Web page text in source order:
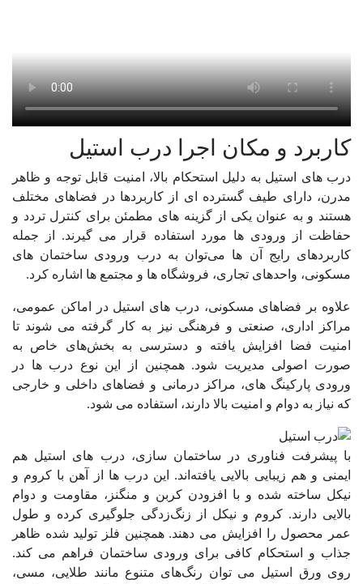
کاربرد و مکان اجرا درب استیل
درب های استیل به دلیل استحکام بالا، امنیت قابل توجه و ظاهر
مدرن، دارای طیف گسترده ای از کاربردها در فضاهای مختلف
هستند و به‌ عنوان یکی از گزینه های مطمئن برای کنترل تردد و
حفاظت از ورودی ها مورد استفاده قرار می گیرند. از جمله
کاربردهای رایج آن ها می‌توان به درب ورودی ساختمان های
مسکونی، واحدهای تجاری، فروشگاه ها و مجتمع ها اشاره کرد.
علاوه بر فضاهای مسکونی، درب های استیل در اماکن عمومی،
مراکز اداری، صنعتی و فرهنگی نیز به کار گرفته می شوند تا
امنیت فضا افزایش یافته و دسترسی به بخش‌های خاص به
صورت اصولی مدیریت شود. همچنین از این نوع درب ها در
ورودی پارکینگ های، مراکز درمانی و فضاهای داخلی و خارجی
که نیاز به دوام و امنیت بالا دارند، استفاده می شود.
با پیشرفت فناوری در ساختمان سازی، درب های استیل هم
ایمنی و هم زیبایی بالایی یافته‌اند. این درب ها از آهن با کروم و
نیکل ساخته شده و با افزودن کربن و منگنز، مقاومت و دوام
بالایی دارند. کروم و نیکل از زنگ‌زدگی جلوگیری کرده و طول
عمر محصول را افزایش می دهند. همچنین فلز تولید شده ظاهر
جذاب و استحکام کافی برای ورودی ساختمان فراهم می کند.
روی ورق استیل می توان رنگ‌های متنوع مانند طلایی، مسی،